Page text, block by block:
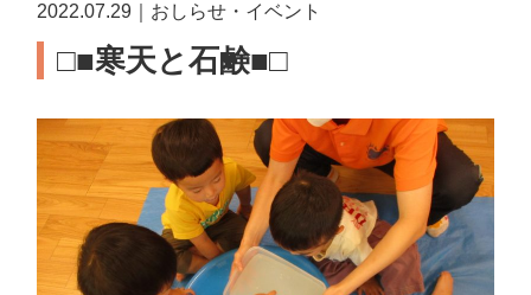
2022.07.29｜おしらせ・イベント
□■寒天と石鹸■□